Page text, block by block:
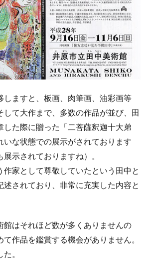
しますと、板画、肉筆画、油彩画等
して大作まで、多数の作品が並び、田
した際に贈った「二菩薩釈迦十大弟
いな状態での展示がされております
展示されておりますね）。
作家として尊敬していたという田中と
述されており、非常に充実した内容と
館はそれほど数が多くありませんの
作品を鑑賞する機会がありません。
。